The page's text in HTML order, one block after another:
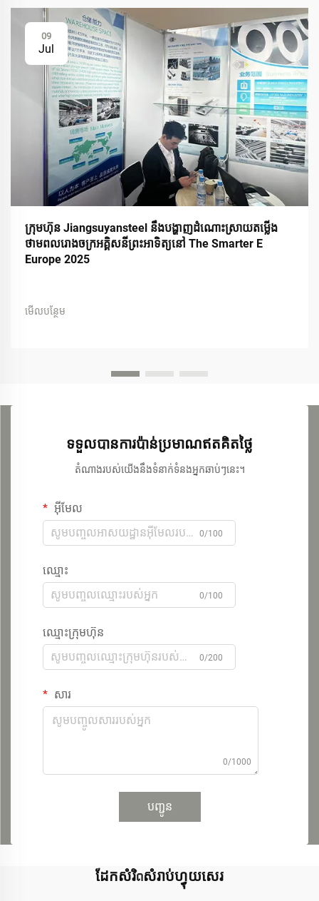
09
Jul
ក្រុមហ៊ុន Jiangsuyansteel នឹងបង្ហាញដំណោះស្រាយតម្លើង
ថាមពលរោងចក្រអគ្គិសនីព្រះអាទិត្យនៅ The Smarter E
Europe 2025
មើលបន្ថែម
ទទួលបានការប៉ាន់ប្រមាណឥតគិតថ្លៃ
តំណាងរបស់យើងនឹងទំនាក់ទំនងអ្នកឆាប់ៗនេះ។
អ៊ីមែល
0/100
ឈ្មោះ
0/100
ឈ្មោះក្រុមហ៊ុន
0/200
សារ
0/1000
បញ្ជូន
ដែកសំរិດសំរាប់ហ្វុយសេរ